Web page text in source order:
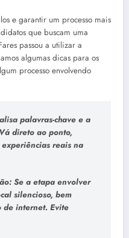
e garantir um processo mais
que buscam uma
passou a utilizar a
algumas dicas para os
processo envolvendo
palavras-chave e a
direto ao ponto,
reais na
Se a etapa envolver
silencioso, bem
de internet. Evite